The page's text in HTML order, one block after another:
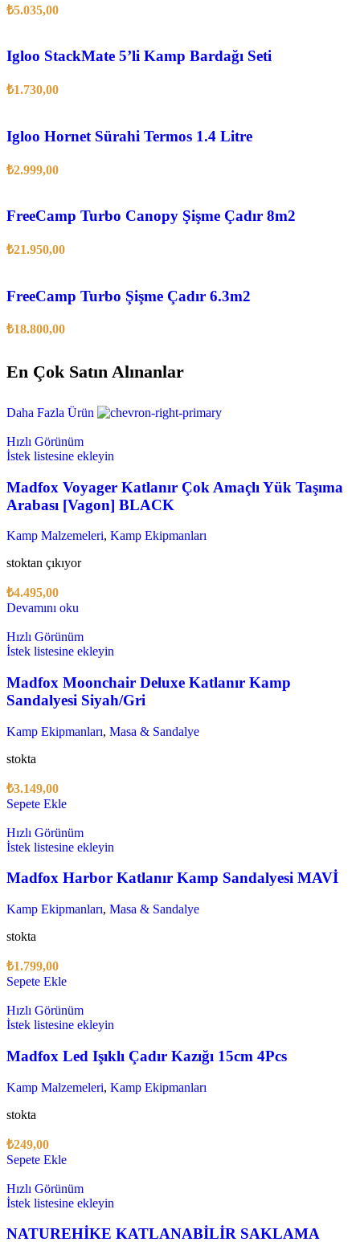
₺5.035,00
Igloo StackMate 5’li Kamp Bardağı Seti
₺1.730,00
Igloo Hornet Sürahi Termos 1.4 Litre
₺2.999,00
FreeCamp Turbo Canopy Şişme Çadır 8m2
₺21.950,00
FreeCamp Turbo Şişme Çadır 6.3m2
₺18.800,00
En Çok Satın Alınanlar
Daha Fazla Ürün
Hızlı Görünüm
İstek listesine ekleyin
Madfox Voyager Katlanır Çok Amaçlı Yük Taşıma
Arabası [Vagon] BLACK
Kamp Malzemeleri, Kamp Ekipmanları
stoktan çıkıyor
₺4.495,00
Devamını oku
Hızlı Görünüm
İstek listesine ekleyin
Madfox Moonchair Deluxe Katlanır Kamp
Sandalyesi Siyah/Gri
Kamp Ekipmanları, Masa & Sandalye
stokta
₺3.149,00
Sepete Ekle
Hızlı Görünüm
İstek listesine ekleyin
Madfox Harbor Katlanır Kamp Sandalyesi MAVİ
Kamp Ekipmanları, Masa & Sandalye
stokta
₺1.799,00
Sepete Ekle
Hızlı Görünüm
İstek listesine ekleyin
Madfox Led Işıklı Çadır Kazığı 15cm 4Pcs
Kamp Malzemeleri, Kamp Ekipmanları
stokta
₺249,00
Sepete Ekle
Hızlı Görünüm
İstek listesine ekleyin
NATUREHİKE KATLANABİLİR SAKLAMA